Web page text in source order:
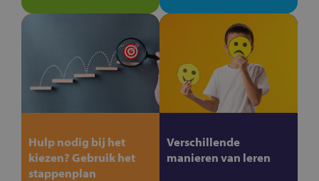
Hulp nodig bij het
kiezen? Gebruik het
stappenplan
Verschillende
manieren van leren